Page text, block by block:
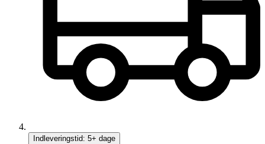
Indleveringstid: 5+ dage